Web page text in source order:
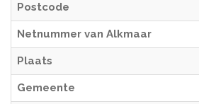
Postcode
Netnummer van Alkmaar
Plaats
Gemeente